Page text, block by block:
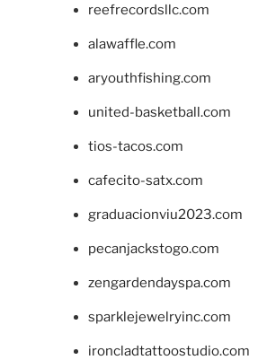
reefrecordsllc.com
alawaffle.com
aryouthfishing.com
united-basketball.com
tios-tacos.com
cafecito-satx.com
graduacionviu2023.com
pecanjackstogo.com
zengardendayspa.com
sparklejewelryinc.com
ironcladtattoostudio.com